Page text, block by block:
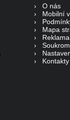
› O nás
› Mobilní
›
› Mapa
› Reklama
›
›
› Kontakty